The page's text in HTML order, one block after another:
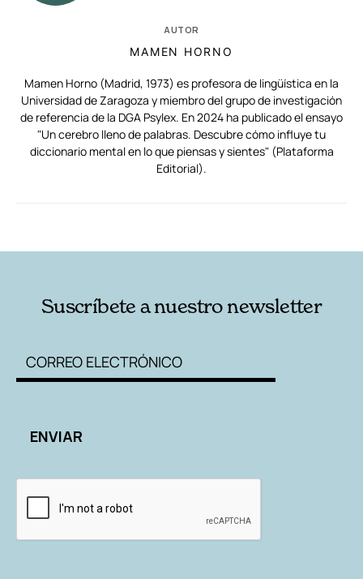
AUTOR
MAMEN HORNO
Mamen Horno (Madrid, 1973) es profesora de lingüística en la
Universidad de Zaragoza y miembro del grupo de investigación
de referencia de la DGA Psylex. En 2024 ha publicado el ensayo
"Un cerebro lleno de palabras. Descubre cómo influye tu
diccionario mental en lo que piensas y sientes" (Plataforma
Editorial).
Suscríbete a nuestro newsletter